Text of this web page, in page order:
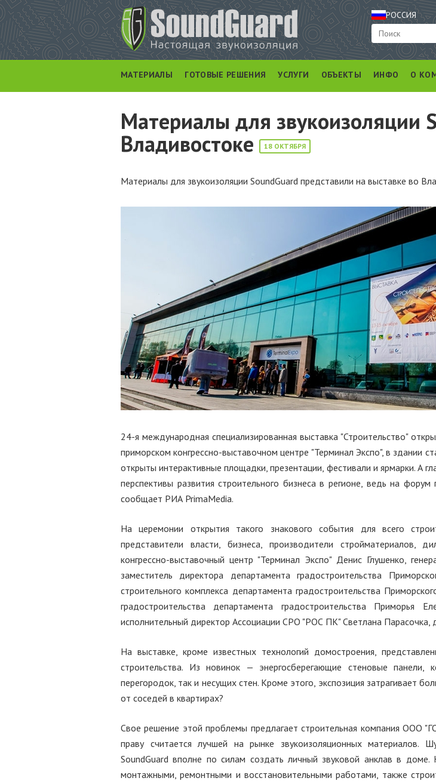
РОССИЯ
МАТЕРИАЛЫ ГОТОВЫЕ РЕШЕНИЯ УСЛУГИ ОБЪЕКТЫ ИНФО О
Материалы для звукоизоляции
Владивостоке
18 ОКТЯБРЯ
Материалы для звукоизоляции SoundGuard представили на выставке во
24-я международная специализированная выставка "Строительство"
приморском конгрессно-выставочном центре "Терминал Экспо", в здании
открыты интерактивные площадки, презентации, фестивали и ярмарки. А
перспективы развития строительного бизнеса в регионе, ведь на
сообщает РИА PrimaMedia.
На церемонии открытия такого знакового события для всего
представители власти, бизнеса, производители стройматериалов,
конгрессно-выставочный центр "Терминал Экспо" Денис Глушенко,
заместитель директора департамента градостроительства
строительного комплекса департамента градостроительства
градостроительства департамента градостроительства Приморья
исполнительный директор Ассоциации СРО "РОС ПК" Светлана Парасочка,
На выставке, кроме известных технологий домостроения,
строительства. Из новинок — энергосберегающие стеновые
перегородок, так и несущих стен. Кроме этого, экспозиция затрагивает
от соседей в квартирах?
Свое решение этой проблемы предлагает строительная компания ООО
праву считается лучшей на рынке звукоизоляционных материалов.
SoundGuard вполне по силам создать личный звуковой анклав в
монтажными, ремонтными и восстановительными работами, также